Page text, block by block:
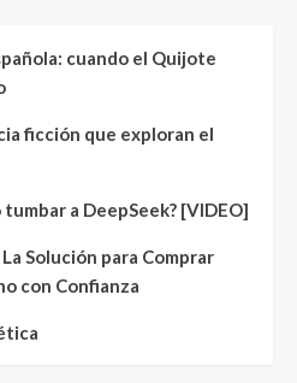
cuando el Quijote
ficción que exploran el
a DeepSeek? [VIDEO]
Solución para Comprar
con Confianza